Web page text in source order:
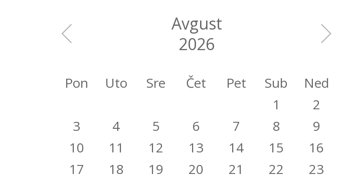
Avgust
2026
Pon Uto Sre Čet Pet Sub
Ned
1
2
3
4 5 6 7 8
9
10
11 12 13 14 15
16
17
18 19 20 21 22
23